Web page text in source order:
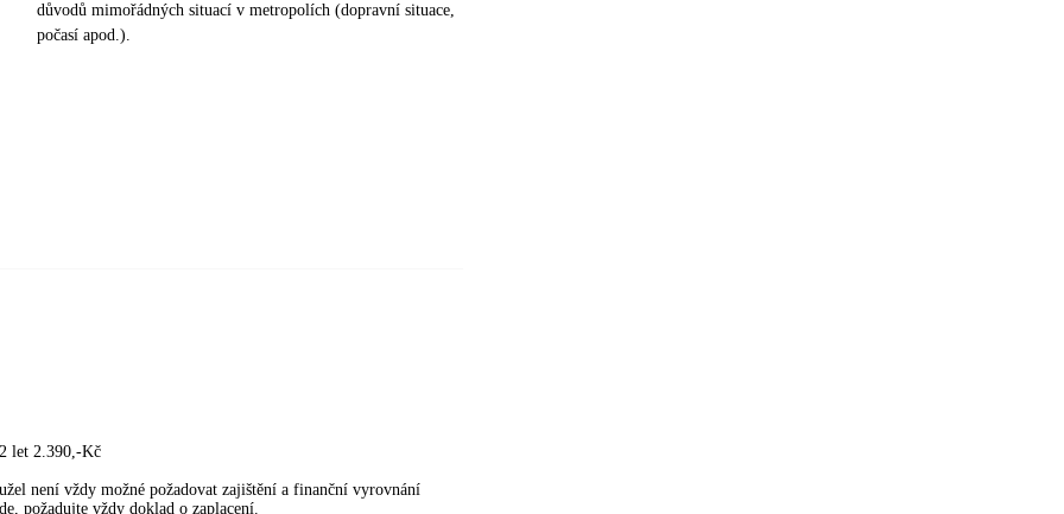
důvodů mimořádných situací v metropolích (dopravní situace,
počasí apod.).
let 2.390,-Kč
není vždy možné požadovat zajištění a finanční vyrovnání
požadujte vždy doklad o zaplacení.